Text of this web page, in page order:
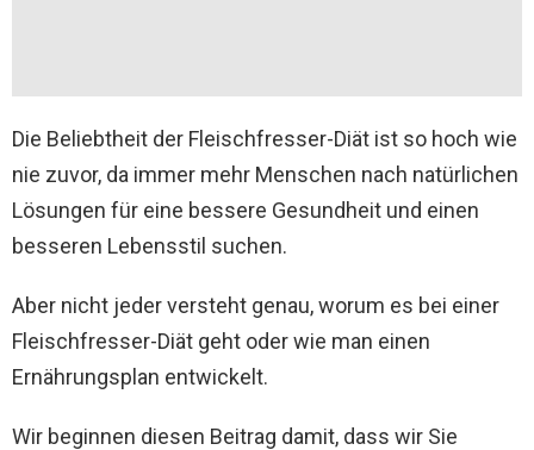
Die Beliebtheit der Fleischfresser-Diät ist so hoch wie
nie zuvor, da immer mehr Menschen nach natürlichen
Lösungen für eine bessere Gesundheit und einen
besseren Lebensstil suchen.
Aber nicht jeder versteht genau, worum es bei einer
Fleischfresser-Diät geht oder wie man einen
Ernährungsplan entwickelt.
Wir beginnen diesen Beitrag damit, dass wir Sie